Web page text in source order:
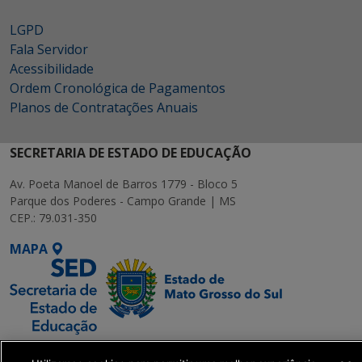
LGPD
Fala Servidor
Acessibilidade
Ordem Cronológica de Pagamentos
Planos de Contratações Anuais
SECRETARIA DE ESTADO DE EDUCAÇÃO
Av. Poeta Manoel de Barros 1779 - Bloco 5
Parque dos Poderes - Campo Grande | MS
CEP.: 79.031-350
MAPA